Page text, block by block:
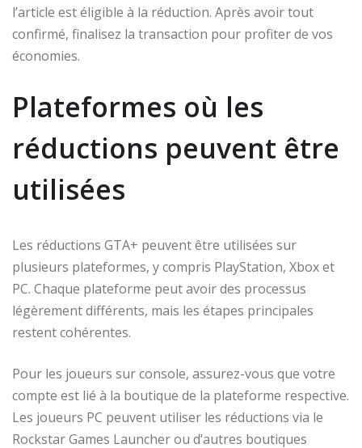
l’article est éligible à la réduction. Après avoir tout
confirmé, finalisez la transaction pour profiter de vos
économies.
Plateformes où les
réductions peuvent être
utilisées
Les réductions GTA+ peuvent être utilisées sur
plusieurs plateformes, y compris PlayStation, Xbox et
PC. Chaque plateforme peut avoir des processus
légèrement différents, mais les étapes principales
restent cohérentes.
Pour les joueurs sur console, assurez-vous que votre
compte est lié à la boutique de la plateforme respective.
Les joueurs PC peuvent utiliser les réductions via le
Rockstar Games Launcher ou d’autres boutiques